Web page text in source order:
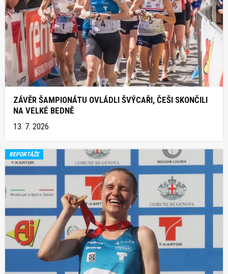
ZÁVĚR ŠAMPIONÁTU OVLÁDLI ŠVÝCAŘI, ČEŠI SKONČILI
NA VELKÉ BEDNĚ
13. 7. 2026
REPORTÁŽE